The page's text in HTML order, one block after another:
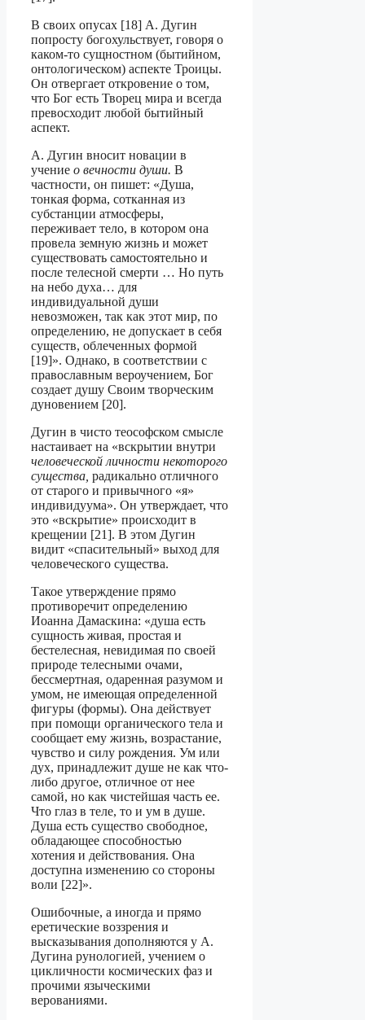
В своих опусах [18] А. Дугин
попросту богохульствует, говоря о
каком-то сущно­стном (бытийном,
онтологическом) аспекте Троицы.
Он отвергает откровение о том,
что Бог есть Творец мира и всегда
превосходит любой бытийный
аспект.
А. Дугин вносит новации в
учение о вечности души. В
частности, он пишет: «Душа,
тонкая форма, сотканная из
субстанции атмосферы,
переживает тело, в котором она
провела земную жизнь и может
существовать самостоятельно и
после телесной смерти … Но путь
на небо духа… для
индивидуальной души
невозможен, так как этот мир, по
определению, не допускает в себя
существ, облеченных формой
[19]». Однако, в соответствии с
православным вероучением, Бог
создает душу Своим творческим
дуновением [20].
Дугин в чисто теософском смысле
настаивает на «вскрытии внутри
человеческой личности некоторого
существа, радикально отличного
от старого и привычного «я»
индивидуума». Он утверждает, что
это «вскрытие» происходит в
крещении [21]. В этом Дугин
видит «спасительный» выход для
человеческого существа.
Такое утверждение прямо
противоречит определению
Иоанна Дамаскина: «душа есть
сущность живая, простая и
бестелесная, невидимая по своей
природе телесными очами,
бессмертная, одаренная разумом и
умом, не имеющая определенной
фигуры (формы). Она действует
при помощи органического тела и
сообщает ему жизнь, возрастание,
чувство и силу рождения. Ум или
дух, принадлежит душе не как что-
либо другое, отличное от нее
самой, но как чистейшая часть ее.
Что глаз в теле, то и ум в душе.
Душа есть существо свободное,
обладающее способностью
хотения и действования. Она
доступна изменению со стороны
воли [22]».
Ошибочные, а иногда и прямо
еретические воззрения и
высказывания дополня­ются у А.
Дугина рунологией, учением о
цикличности космических фаз и
прочими языческими
верованиями.